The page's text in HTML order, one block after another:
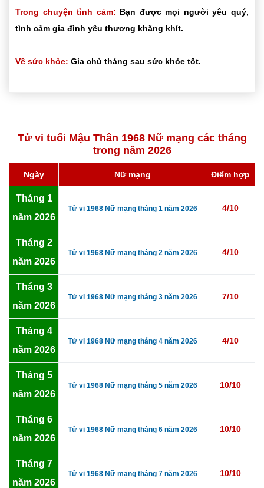
Trong chuyện tình cảm: Bạn được mọi người yêu quý,
tình cảm gia đình yêu thương khăng khít.
Về sức khỏe: Gia chủ tháng sau sức khỏe tốt.
Tử vi tuổi Mậu Thân 1968 Nữ mạng các tháng
trong năm 2026
Ngày Nữ mạng Điểm hợp
Tháng 1
năm 2026
Tử vi 1968 Nữ mạng tháng 1 năm 2026 4/10
Tháng 2
năm 2026
Tử vi 1968 Nữ mạng tháng 2 năm 2026 4/10
Tháng 3
năm 2026
Tử vi 1968 Nữ mạng tháng 3 năm 2026 7/10
Tháng 4
năm 2026
Tử vi 1968 Nữ mạng tháng 4 năm 2026 4/10
Tháng 5
năm 2026
Tử vi 1968 Nữ mạng tháng 5 năm 2026 10/10
Tháng 6
năm 2026
Tử vi 1968 Nữ mạng tháng 6 năm 2026 10/10
Tháng 7
năm 2026
Tử vi 1968 Nữ mạng tháng 7 năm 2026 10/10